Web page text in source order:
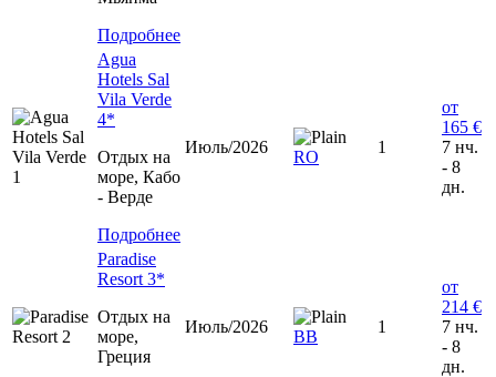
Подробнее
Agua
Hotels Sal
Vila Verde
4*
Отдых на
море, Кабо
- Верде
Подробнее
Июль/2026
RO
1
от
165 €
7 нч.
- 8
дн.
Paradise
Resort 3*
Отдых на
море,
Греция
Июль/2026
BB
1
от
214 €
7 нч.
- 8
дн.